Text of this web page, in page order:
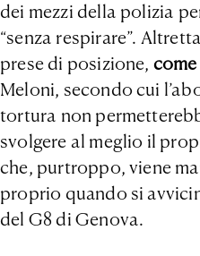
dei mezzi della polizia
“senza respirare”.
prese di posizione,
Meloni, secondo cui
tortura non
svolgere al meglio il
che, purtroppo, viene
proprio quando si
del G8 di Genova.